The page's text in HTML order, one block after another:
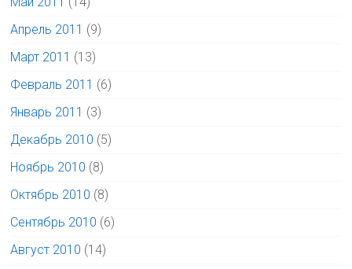
Апрель 2011 (9)
Март 2011 (13)
Февраль 2011 (6)
Январь 2011 (3)
Декабрь 2010 (5)
Ноябрь 2010 (8)
Октябрь 2010 (8)
Сентябрь 2010 (6)
Август 2010 (14)